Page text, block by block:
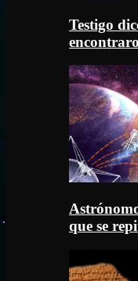
Testigo
que se